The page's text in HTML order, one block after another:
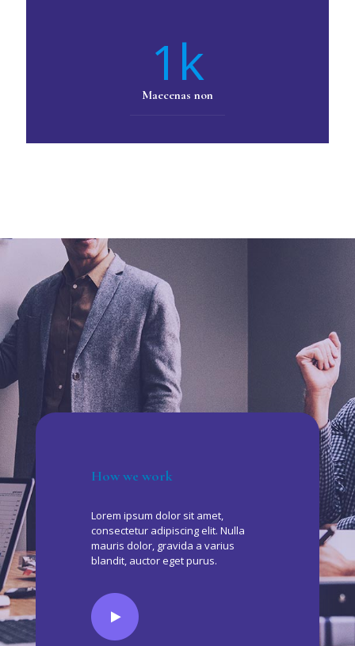
1 k
Maecenas non
How we work
Lorem ipsum dolor sit amet,
consectetur adipiscing elit. Nulla
mauris dolor, gravida a varius
blandit, auctor eget purus.